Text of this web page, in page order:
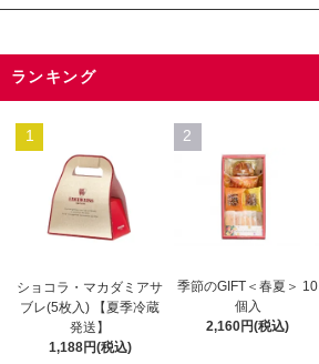
ランキング
1
ショコラ・マカダミアサ
ブレ(5枚入) 【夏季冷蔵
発送】
1,188円(税込)
2
季節のGIFT＜春夏＞ 10
個入
2,160円(税込)